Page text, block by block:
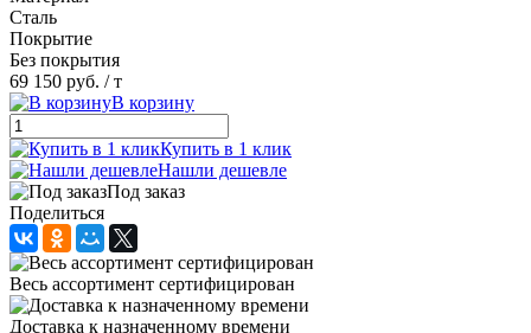
Сталь
Покрытие
Без покрытия
69 150 руб. / т
В корзину
Купить в 1 клик
Нашли дешевле
Под заказ
Поделиться
Весь ассортимент сертифицирован
Доставка к назначенному времени